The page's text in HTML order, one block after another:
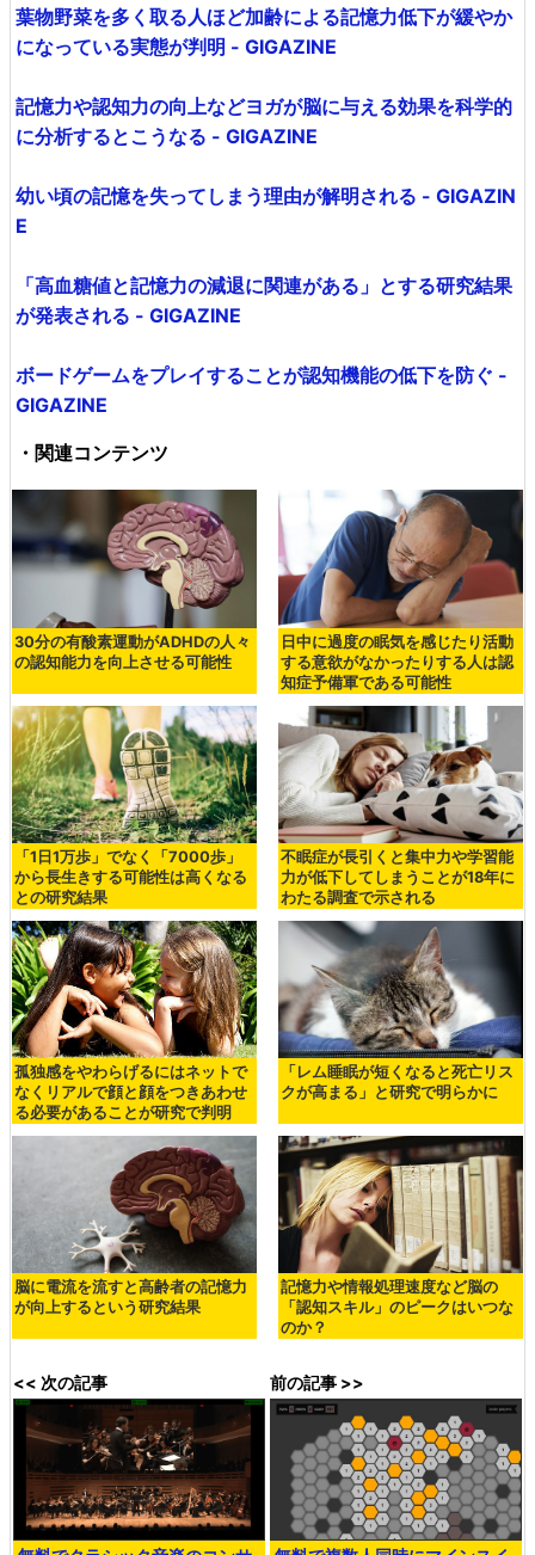
葉物野菜を多く取る人ほど加齢による記憶力低下が緩やか
になっている実態が判明 - GIGAZINE
記憶力や認知力の向上などヨガが脳に与える効果を科学的
に分析するとこうなる - GIGAZINE
幼い頃の記憶を失ってしまう理由が解明される - GIGAZIN
E
「高血糖値と記憶力の減退に関連がある」とする研究結果
が発表される - GIGAZINE
ボードゲームをプレイすることが認知機能の低下を防ぐ -
GIGAZINE
・関連コンテンツ
30分の有酸素運動がADHDの人々
の認知能力を向上させる可能性
日中に過度の眠気を感じたり活動
する意欲がなかったりする人は認
知症予備軍である可能性
「1日1万歩」でなく「7000歩」
から長生きする可能性は高くなる
との研究結果
不眠症が長引くと集中力や学習能
力が低下してしまうことが18年に
わたる調査で示される
孤独感をやわらげるにはネットで
なくリアルで顔と顔をつきあわせ
る必要があることが研究で判明
「レム睡眠が短くなると死亡リス
クが高まる」と研究で明らかに
脳に電流を流すと高齢者の記憶力
が向上するという研究結果
記憶力や情報処理速度など脳の
「認知スキル」のピークはいつな
のか？
<< 次の記事 前の記事 >>